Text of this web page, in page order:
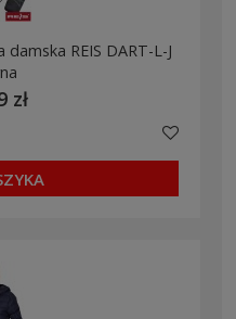
REIS DART-L-J
zł